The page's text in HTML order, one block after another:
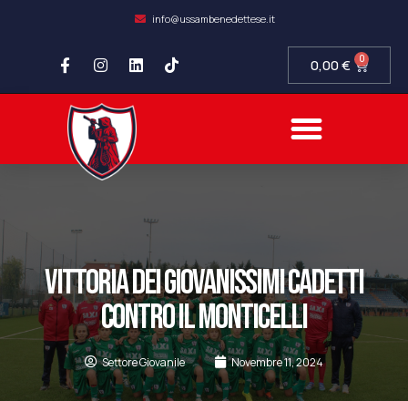
info@ussambenedettese.it
0,00€ 0
Vittoria dei Giovanissimi Cadetti
contro il Monticelli
Settore Giovanile Novembre 11, 2024